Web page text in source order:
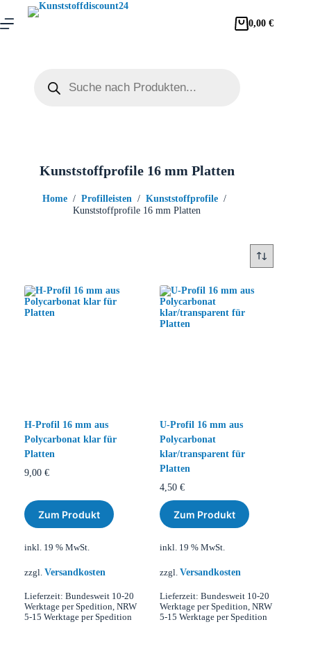
0,00€
Kunststoffprofile 16 mm Platten
Home / Profilleisten / Kunststoffprofile /
Kunststoffprofile 16 mm Platten
H-Profil 16 mm aus
Polycarbonat klar für
Platten
9,00 €
Zum Produkt
inkl. 19 % MwSt.
zzgl. Versandkosten
Lieferzeit: Bundesweit 10-20
Werktage per Spedition, NRW
5-15 Werktage per Spedition
U-Profil 16 mm aus
Polycarbonat
klar/transparent für
Platten
4,50 €
Zum Produkt
inkl. 19 % MwSt.
zzgl. Versandkosten
Lieferzeit: Bundesweit 10-20
Werktage per Spedition, NRW
5-15 Werktage per Spedition